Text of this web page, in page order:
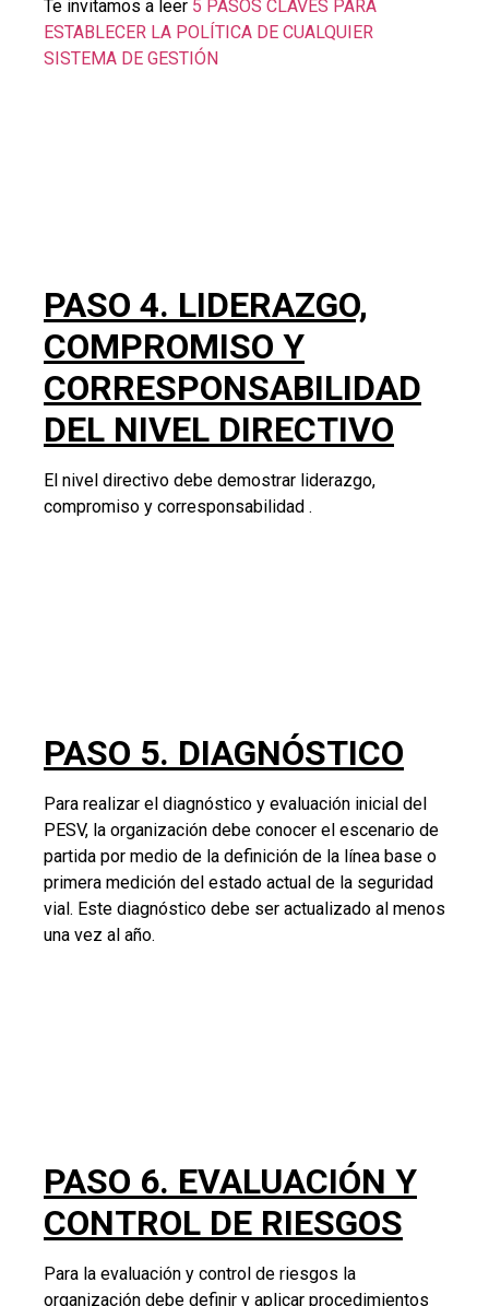
El nivel directivo debe demostrar liderazgo,
compromiso y corresponsabilidad .
PASO 5. DIAGNÓSTICO
Para realizar el diagnóstico y evaluación inicial del
PESV, la organización debe conocer el escenario de
partida por medio de la definición de la línea base o
primera medición del estado actual de la seguridad
una vez al año.
PASO 6. EVALUACIÓN Y
CONTROL DE RIESGOS
Para la evaluación y control de riesgos la
organización debe definir y aplicar procedimientos
de evaluación y control de riesgos en seguridad vial,
que tenga alcance sobre todos los procesos,
funciones y actividades relacionadas con el tránsito,
La evaluación y control de los riesgos se debe
actualizar como mínimo una (1) vez al año, cada vez
que ocurra un siniestro vial, cuando se presente un
siniestro vial de un miembro de la comunidad de la
organización al interior o en su entorno, o cuando se
presenten cambios en las actividades misionales